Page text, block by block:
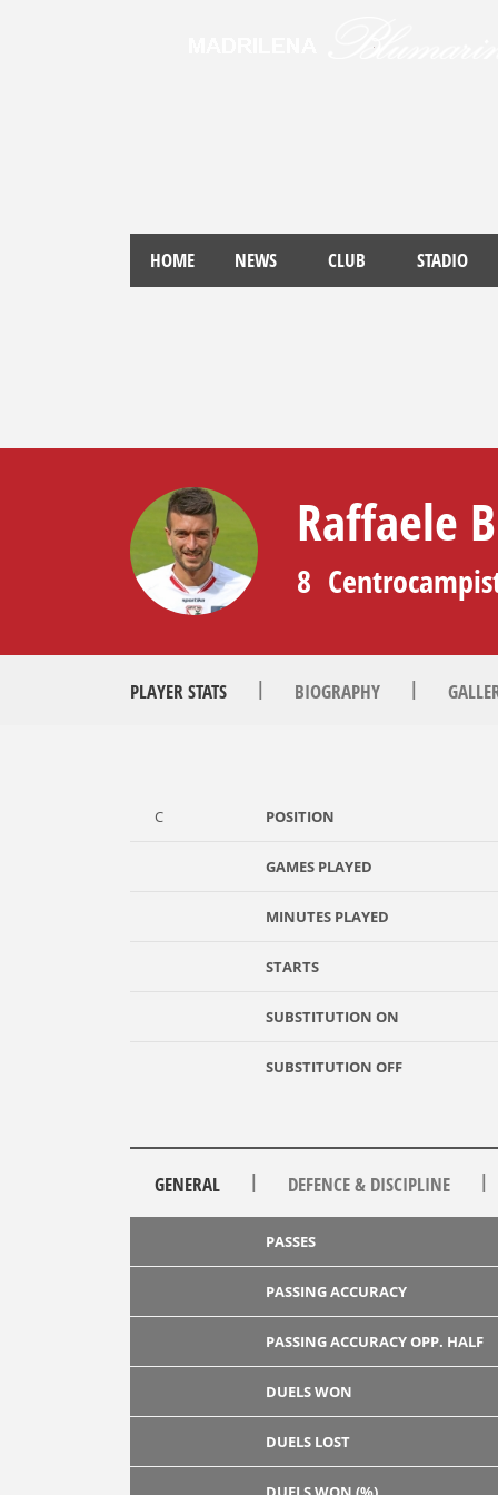
HOME NEWS CLUB STADIO
Raffaele
8
PLAYER STATS | BIOGRAPHY |
C POSITION
GAMES PLAYED
MINUTES PLAYED
STARTS
SUBSTITUTION ON
SUBSTITUTION OFF
GENERAL | DEFENCE & DISCIPLINE |
PASSES
PASSING ACCURACY
PASSING ACCURACY OPP. HALF
DUELS WON
DUELS LOST